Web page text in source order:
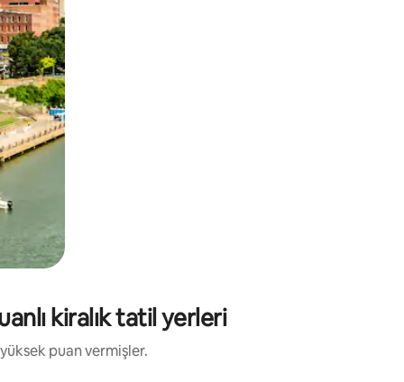
kiralık tatil yerleri
puan vermişler.